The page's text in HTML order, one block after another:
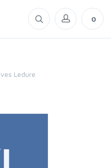
0
Yves Ledure